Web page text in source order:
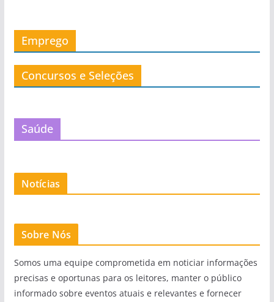
Emprego
Concursos e Seleções
Saúde
Notícias
Sobre Nós
Somos uma equipe comprometida em noticiar informações
precisas e oportunas para os leitores, manter o público
informado sobre eventos atuais e relevantes e fornecer